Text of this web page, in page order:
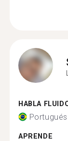
HABLA
Portugués
APRENDE